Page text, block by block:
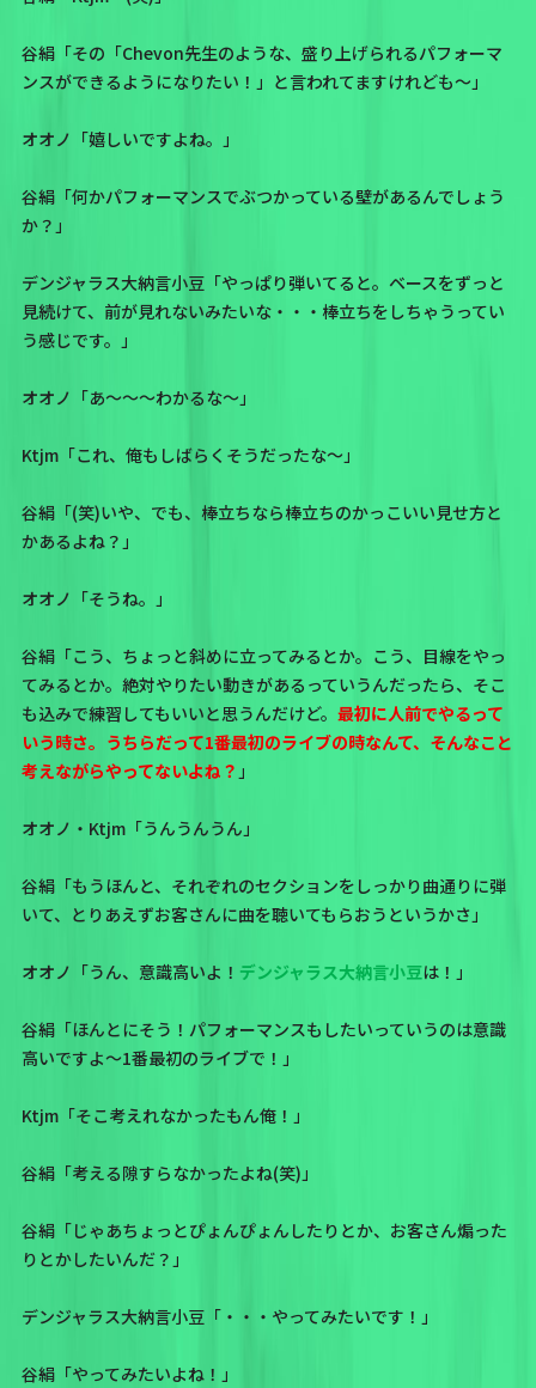
谷絹「その「Chevon先生のような、盛り上げられるパフォーマ
ンスができるようになりたい！」と言われてますけれども～」
オオノ「嬉しいですよね。」
谷絹「何かパフォーマンスでぶつかっている壁があるんでしょう
か？」
デンジャラス大納言小豆「やっぱり弾いてると。ベースをずっと
見続けて、前が見れないみたいな・・・棒立ちをしちゃうってい
う感じです。」
オオノ「あ～～～わかるな～」
Ktjm「これ、俺もしばらくそうだったな～」
谷絹「(笑)いや、でも、棒立ちなら棒立ちのかっこいい見せ方と
かあるよね？」
オオノ「そうね。」
谷絹「こう、ちょっと斜めに立ってみるとか。こう、目線をやっ
てみるとか。絶対やりたい動きがあるっていうんだったら、そこ
も込みで練習してもいいと思うんだけど。 最初に人前でやるって
いう時さ。うちらだって1番最初のライブの時なんて、そんなこと
考えながらやってないよね？ 」
オオノ・Ktjm「うんうんうん」
谷絹「もうほんと、それぞれのセクションをしっかり曲通りに弾
いて、とりあえずお客さんに曲を聴いてもらおうというかさ」
オオノ「うん、意識高いよ！ デンジャラス大納言小豆は！」
谷絹「ほんとにそう！パフォーマンスもしたいっていうのは意識
高いですよ～1番最初のライブで！」
Ktjm「そこ考えれなかったもん俺！」
谷絹「考える隙すらなかったよね(笑)」
谷絹「じゃあちょっとぴょんぴょんしたりとか、お客さん煽った
りとかしたいんだ？」
デンジャラス大納言小豆「・・・やってみたいです！」
谷絹「やってみたいよね！」